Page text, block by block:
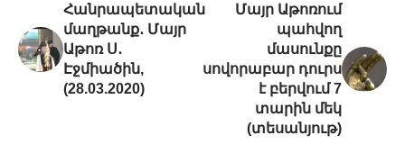
Հանրապետական
մաղթանք․ Մայր
Աթոռ Ս․
Էջմիածին,
(28.03.2020)
Մայր Աթոռում
պահվող
մասունքը
սովորաբար դուրս
է բերվում 7
տարին մեկ
(տեսանյութ)